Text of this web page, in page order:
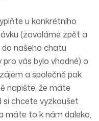
u konkrétního
(zavoláme zpět a
našeho chatu
pro vás bylo vhodné) o
a společně pak
napište, že máte
si chcete vyzkoušet
máte to k nám daleko,